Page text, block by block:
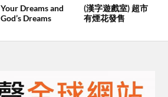
Your Dreams and
God’s Dreams
(漢字遊戲室) 超市
有煙花發售